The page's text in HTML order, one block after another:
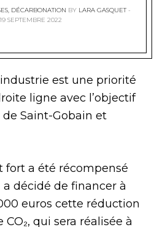
, DÉCARBONATION BY LARA GASQUET
19 SEPTEMBRE 2022
est une priorité
ligne avec l’objectif
Saint-Gobain et
fort a été récompensé
a décidé de financer à
euros cette réduction
qui sera réalisée à